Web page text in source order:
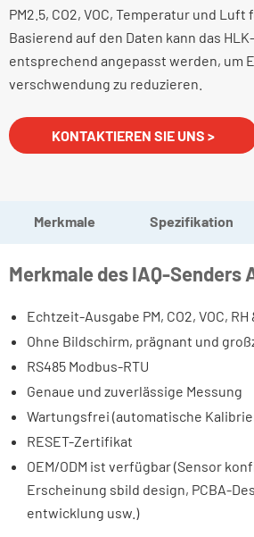
PM2.5, CO2, VOC, Temperatur und Luft
Basierend auf den Daten kann das
entsprechend angepasst werden, um
verschwendung zu reduzieren.
KONTAKTIEREN SIE UNS >
Merkmale Spezifikation
Merkmale des IAQ-Senders
Echtzeit-Ausgabe PM, CO2, VOC, RH
Ohne Bildschirm, prägnant und
RS485 Modbus-RTU
Genaue und zuverlässige Messung
Wartungsfrei (automatische
RESET-Zertifikat
OEM/ODM ist verfügbar (Sensor
Erscheinung sbild design, PCBA-
entwicklung usw.)